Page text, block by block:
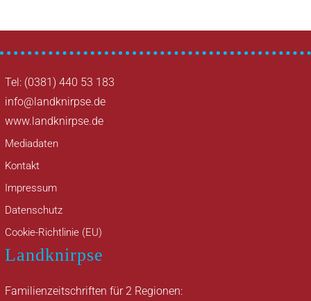
Tel: (0381) 440 53 183
info@landknirpse.de
www.landknirpse.de
Mediadaten
Kontakt
Impressum
Datenschutz
Cookie-Richtlinie (EU)
Landknirpse
Familienzeitschriften für 2 Regionen: